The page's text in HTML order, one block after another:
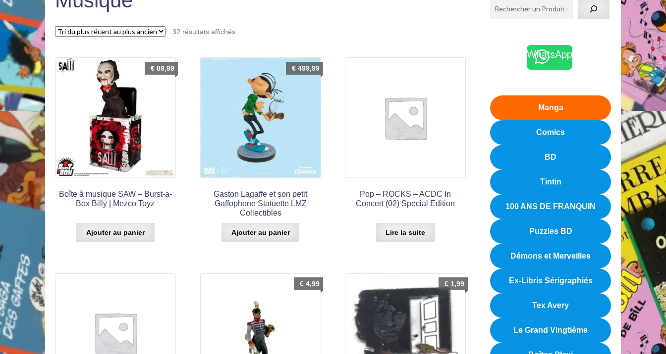
32 résultats affichésTrié
ancien
Boîte à musique SAW – Burst-a-
Box Billy | Mezco Toyz
€89,99
Ajouter au panier
Gaston Lagaffe et son petit
Gaffophone Statuette LMZ
Collectibles
€499,99
Ajouter au panier
Pop – ROCKS – ACDC In
Concert (02) Special Edition
Lire la suite
€4,99 € 1,99
WhatsApp
Manga
Comics
BD
Tintin
100 ANS DE FRANQUIN
Puzzles BD
Démons et Merveilles
Ex-Libris Sérigraphiés
Tex Avery
Le Grand Vingtième